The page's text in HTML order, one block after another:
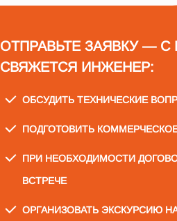
ОТПРАВЬТЕ ЗАЯВКУ — С
СВЯЖЕТСЯ ИНЖЕНЕР:
ОБСУДИТЬ ТЕХНИЧЕСКИЕ
ПОДГОТОВИТЬ
ПРИ НЕОБХОДИМОСТИ
ВСТРЕЧЕ
ОРГАНИЗОВАТЬ ЭКСКУРСИЮ